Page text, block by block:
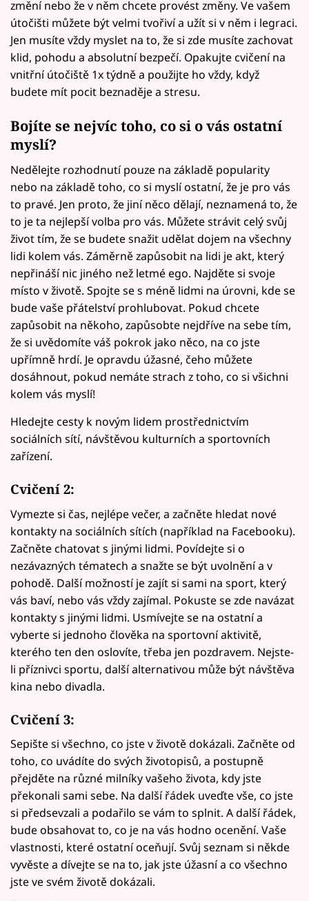
změní nebo že v něm chcete provést změny. Ve vašem
útočišti můžete být velmi tvořiví a užít si v něm i legraci.
Jen musíte vždy myslet na to, že si zde musíte zachovat
klid, pohodu a absolutní bezpečí. Opakujte cvičení na
vnitřní útočiště 1x týdně a použijte ho vždy, když
budete mít pocit beznaděje a stresu.
Bojíte se nejvíc toho, co si o vás ostatní
myslí?
Nedělejte rozhodnutí pouze na základě popularity
nebo na základě toho, co si myslí ostatní, že je pro vás
to pravé. Jen proto, že jiní něco dělají, neznamená to, že
to je ta nejlepší volba pro vás. Můžete strávit celý svůj
život tím, že se budete snažit udělat dojem na všechny
lidi kolem vás. Záměrně zapůsobit na lidi je akt, který
nepřináší nic jiného než letmé ego. Najděte si svoje
místo v životě. Spojte se s méně lidmi na úrovni, kde se
bude vaše přátelství prohlubovat. Pokud chcete
zapůsobit na někoho, zapůsobte nejdříve na sebe tím,
že si uvědomíte váš pokrok jako něco, na co jste
upřímně hrdí. Je opravdu úžasné, čeho můžete
dosáhnout, pokud nemáte strach z toho, co si všichni
kolem vás myslí!
Hledejte cesty k novým lidem prostřednictvím
sociálních sítí, návštěvou kulturních a sportovních
zařízení.
Cvičení 2:
Vymezte si čas, nejlépe večer, a začněte hledat nové
kontakty na sociálních sítích (například na Facebooku).
Začněte chatovat s jinými lidmi. Povídejte si o
nezávazných tématech a snažte se být uvolnění a v
pohodě. Další možností je zajít si sami na sport, který
vás baví, nebo vás vždy zajímal. Pokuste se zde navázat
kontakty s jinými lidmi. Usmívejte se na ostatní a
vyberte si jednoho člověka na sportovní aktivitě,
kterého ten den oslovíte, třeba jen pozdravem. Nejste-
li příznivci sportu, další alternativou může být návštěva
kina nebo divadla.
Cvičení 3:
Sepište si všechno, co jste v životě dokázali. Začněte od
toho, co uvádíte do svých životopisů, a postupně
přejděte na různé milníky vašeho života, kdy jste
překonali sami sebe. Na další řádek uveďte vše, co jste
si předsevzali a podařilo se vám to splnit. A další řádek,
bude obsahovat to, co je na vás hodno ocenění. Vaše
vlastnosti, které ostatní oceňují. Svůj seznam si někde
vyvěste a dívejte se na to, jak jste úžasní a co všechno
jste ve svém životě dokázali.